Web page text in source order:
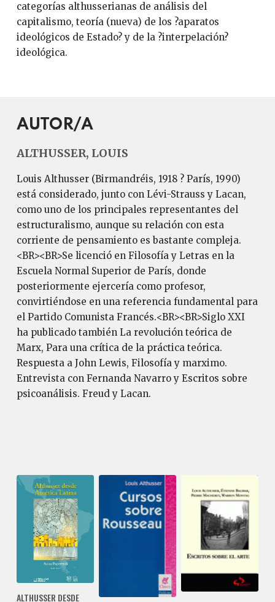
categorías althusserianas de análisis del
capitalismo, teoría (nueva) de los ?aparatos
ideológicos de Estado? y de la ?interpelación?
ideológica.
AUTOR/A
ALTHUSSER, LOUIS
Louis Althusser (Birmandréis, 1918 ? París, 1990)
está considerado, junto con Lévi-Strauss y Lacan,
como uno de los principales representantes del
estructuralismo, aunque su relación con esta
corriente de pensamiento es bastante compleja.
<BR><BR>Se licenció en Filosofía y Letras en la
Escuela Normal Superior de París, donde
posteriormente ejercería como profesor,
convirtiéndose en una referencia fundamental para
el Partido Comunista Francés.<BR><BR>Siglo XXI
ha publicado también La revolución teórica de
Marx, Para una crítica de la práctica teórica.
Respuesta a John Lewis, Filosofía y marximo.
Entrevista con Fernanda Navarro y Escritos sobre
psicoanálisis. Freud y Lacan.
ALTHUSSER DESDE